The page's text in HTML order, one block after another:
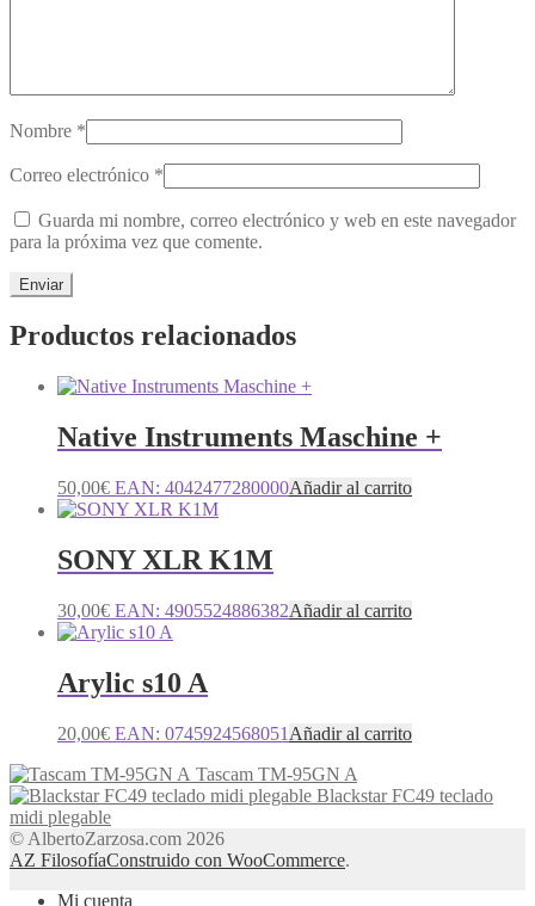
Nombre *
Correo electrónico *
Guarda mi nombre, correo electrónico y web en este navegador
para la próxima vez que comente.
Productos relacionados
Native Instruments Maschine +
50,00€ EAN: 4042477280000Añadir al carrito
SONY XLR K1M
30,00€ EAN: 4905524886382Añadir al carrito
Arylic s10 A
20,00€ EAN: 0745924568051 Añadir al carrito
Tascam TM-95GN A
Blackstar FC49 teclado
midi plegable
© AlbertoZarzosa.com 2026
AZ FilosofíaConstruido con WooCommerce.
Mi cuenta